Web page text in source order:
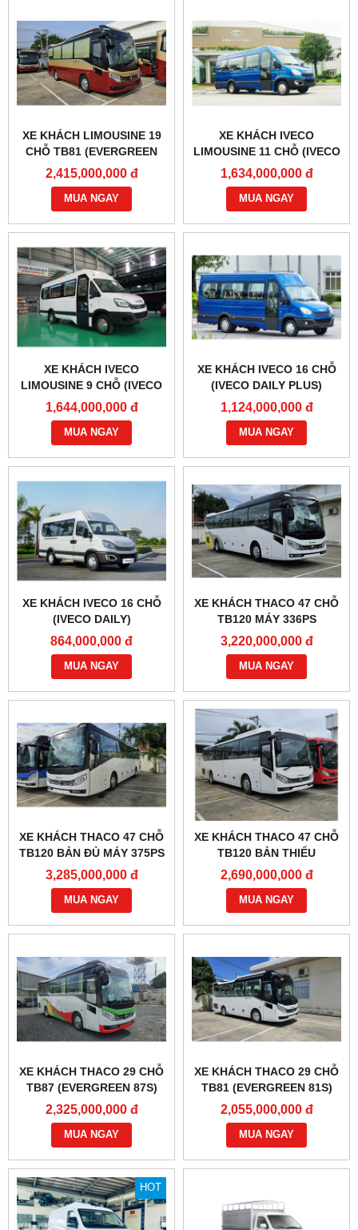
XE KHÁCH LIMOUSINE 19
CHỖ TB81 (EVERGREEN
81S)
2,415,000,000 đ
MUA NGAY
XE KHÁCH IVECO
LIMOUSINE 11 CHỖ (IVECO
DAILY PLUS)
1,634,000,000 đ
MUA NGAY
XE KHÁCH IVECO
LIMOUSINE 9 CHỖ (IVECO
DAILY PLUS)
1,644,000,000 đ
MUA NGAY
XE KHÁCH IVECO 16 CHỖ
(IVECO DAILY PLUS)
1,124,000,000 đ
MUA NGAY
XE KHÁCH IVECO 16 CHỖ
(IVECO DAILY)
864,000,000 đ
MUA NGAY
XE KHÁCH THACO 47 CHỖ
TB120 MÁY 336PS
3,220,000,000 đ
MUA NGAY
XE KHÁCH THACO 47 CHỖ
TB120 BẢN ĐỦ MÁY 375PS
3,285,000,000 đ
MUA NGAY
XE KHÁCH THACO 47 CHỖ
TB120 BẢN THIẾU
2,690,000,000 đ
MUA NGAY
XE KHÁCH THACO 29 CHỖ
TB87 (EVERGREEN 87S)
2,325,000,000 đ
MUA NGAY
XE KHÁCH THACO 29 CHỖ
TB81 (EVERGREEN 81S)
2,055,000,000 đ
MUA NGAY
HOT